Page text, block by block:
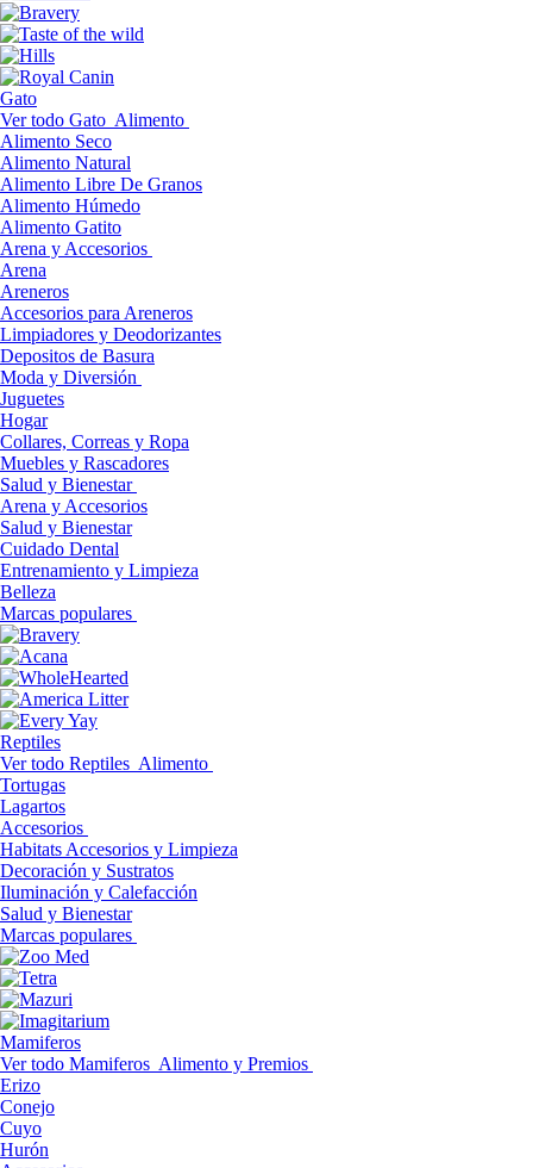
Gato
Ver todo Gato Alimento
Alimento Seco
Alimento Natural
Alimento Libre De Granos
Alimento Húmedo
Alimento Gatito
Arena y Accesorios
Arena
Areneros
Accesorios para Areneros
Limpiadores y Deodorizantes
Depositos de Basura
Moda y Diversión
Juguetes
Hogar
Collares, Correas y Ropa
Muebles y Rascadores
Salud y Bienestar
Arena y Accesorios
Salud y Bienestar
Cuidado Dental
Entrenamiento y Limpieza
Belleza
Marcas populares
Reptiles
Ver todo Reptiles Alimento
Tortugas
Lagartos
Accesorios
Habitats Accesorios y Limpieza
Decoración y Sustratos
Iluminación y Calefacción
Salud y Bienestar
Marcas populares
Mamiferos
Ver todo Mamiferos Alimento y Premios
Erizo
Conejo
Cuyo
Hurón